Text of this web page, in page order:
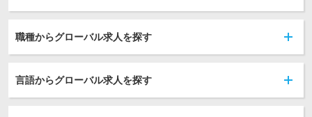
職種からグローバル求人を探す
言語からグローバル求人を探す